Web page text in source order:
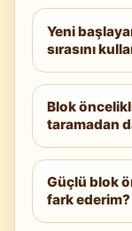
Yeni
sırasını
Hibrit bir
öncelikli
doğrulama
uygulayın.
Blok
taramadan
Blok
ama daha
hibrit bir
Güçlü blok
fark ederim?